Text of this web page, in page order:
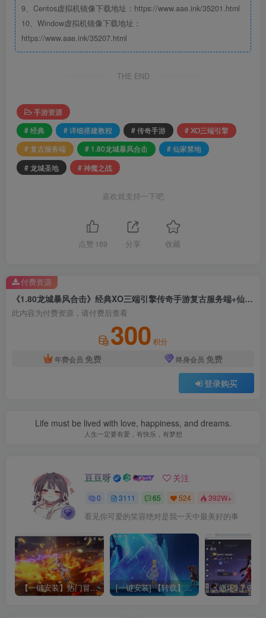
9、Centos虚拟机镜像下载地址：https://www.aae.ink/35201.html
10、Window虚拟机镜像下载地址：
https://www.aae.ink/35207.html
THE END
手游资源
# 经典
# 详细搭建教程 # 传奇手游
# XO三端引擎
# 复古服务端
# 1.80龙城暴风合击
# 仙家禁地
# 龙城圣地
# 神魔之战
喜欢就支持一下吧
点赞 169 分享 收藏
《1.80龙城暴风合击》经典XO三端引擎传奇手游复古服务端+仙家禁地+龙城圣地+神魔之战+详细搭建教程
此内容为付费资源，请付费后查看
300 积分
年费会员 免费 终身会员 免费
登录购买
付费资源
Life must be lived with love, happiness, and dreams.
人生一定要有爱，有快乐，有梦想
豆豆呀 关注
0 3111 65 524 392W+
看见你可爱的笑容绝对是我一天中最美好的事
【一键安装】热门冒险策略类游戏崩坏：星穹铁道全新2.3版本一键端+一键代理+一键启动+免虚拟机 [一键安装] 【转载】原神3.4真端服务端+源码+配套客户端+详尽说明+GM工具+源码说明文件